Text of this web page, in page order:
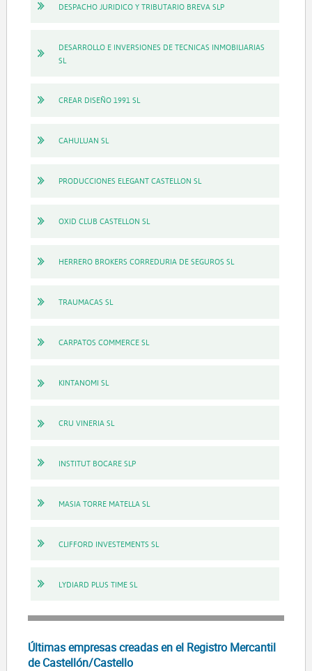
DESPACHO JURIDICO Y TRIBUTARIO BREVA SLP
DESARROLLO E INVERSIONES DE TECNICAS INMOBILIARIAS
SL
CREAR DISEÑO 1991 SL
CAHULUAN SL
PRODUCCIONES ELEGANT CASTELLON SL
OXID CLUB CASTELLON SL
HERRERO BROKERS CORREDURIA DE SEGUROS SL
TRAUMACAS SL
CARPATOS COMMERCE SL
KINTANOMI SL
CRU VINERIA SL
INSTITUT BOCARE SLP
MASIA TORRE MATELLA SL
CLIFFORD INVESTEMENTS SL
LYDIARD PLUS TIME SL
Últimas empresas creadas en el Registro Mercantil
de Castellón/Castello